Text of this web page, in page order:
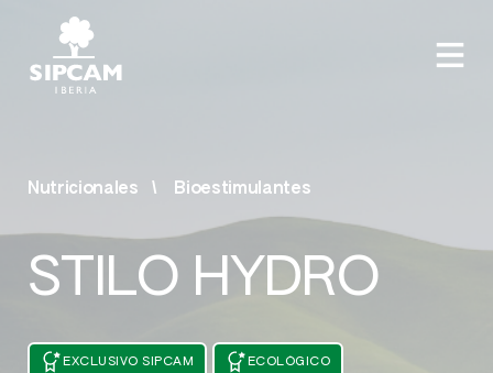
Nutricionales Bioestimulantes
STILO HYDRO
EXCLUSIVO SIPCAM ECOLÓGICO